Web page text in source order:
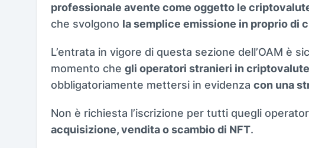
professionale avente come oggetto le
che svolgono la semplice emissione in proprio di
L’entrata in vigore di questa sezione dell’OAM è
momento che gli operatori stranieri in criptovalute
obbligatoriamente mettersi in evidenza con una
Non è richiesta l’iscrizione per tutti quegli
acquisizione, vendita o scambio di NFT.